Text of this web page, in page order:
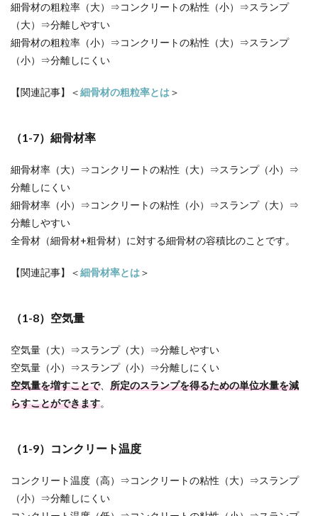
細骨材の粗粒率（大）⇒コンクリートの粘性（小）⇒スランプ
（大）⇒分離しやすい
細骨材の粗粒率（小）⇒コンクリートの粘性（大）⇒スランプ
（小）⇒分離しにくい
【関連記事】＜細骨材の粗粒率とは＞
（1-7）細骨材率
細骨材率（大）⇒コンクリートの粘性（大）⇒スランプ（小）⇒
分離しにくい
細骨材率（小）⇒コンクリートの粘性（小）⇒スランプ（大）⇒
分離しやすい
全骨材（細骨材+粗骨材）に対する細骨材の容積比のことです。
【関連記事】＜細骨材率とは＞
（1-8）空気量
空気量（大）⇒スランプ（大）⇒分離しやすい
空気量（小）⇒スランプ（小）⇒分離しにくい
空気量を増すことで、 所定のスランプを得るための単位水量を減
らすことができます。
（1-9）コンクリート温度
コンクリート温度（高）⇒コンクリートの粘性（大）⇒スランプ
（小）⇒分離しにくい